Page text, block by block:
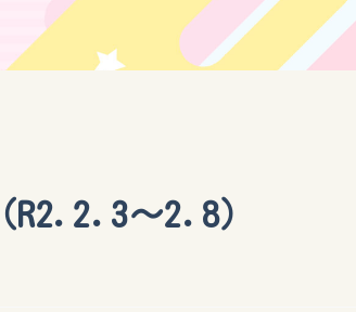
R2.2.3～2.8）